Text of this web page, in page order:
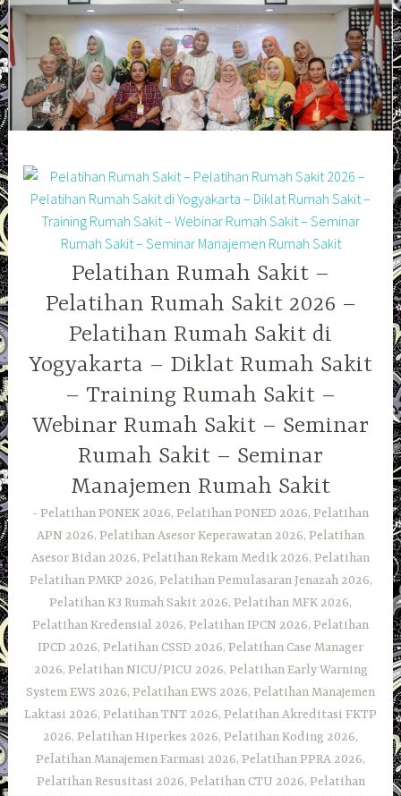
Skip
to
content
Pelatihan Rumah Sakit –
Pelatihan Rumah Sakit 2026 –
Pelatihan Rumah Sakit di
Yogyakarta – Diklat Rumah Sakit
– Training Rumah Sakit –
Webinar Rumah Sakit – Seminar
Rumah Sakit – Seminar
Manajemen Rumah Sakit
Pelatihan PONEK 2026, Pelatihan PONED 2026, Pelatihan
APN 2026, Pelatihan Asesor Keperawatan 2026, Pelatihan
Asesor Bidan 2026, Pelatihan Rekam Medik 2026, Pelatihan
Pelatihan PMKP 2026, Pelatihan Pemulasaran Jenazah 2026,
Pelatihan K3 Rumah Sakit 2026, Pelatihan MFK 2026,
Pelatihan Kredensial 2026, Pelatihan IPCN 2026, Pelatihan
IPCD 2026, Pelatihan CSSD 2026, Pelatihan Case Manager
2026, Pelatihan NICU/PICU 2026, Pelatihan Early Warning
System EWS 2026, Pelatihan EWS 2026, Pelatihan Manajemen
Laktasi 2026, Pelatihan TNT 2026, Pelatihan Akreditasi FKTP
2026, Pelatihan Hiperkes 2026, Pelatihan Koding 2026,
Pelatihan Manajemen Farmasi 2026, Pelatihan PPRA 2026,
Pelatihan Resusitasi 2026, Pelatihan CTU 2026, Pelatihan